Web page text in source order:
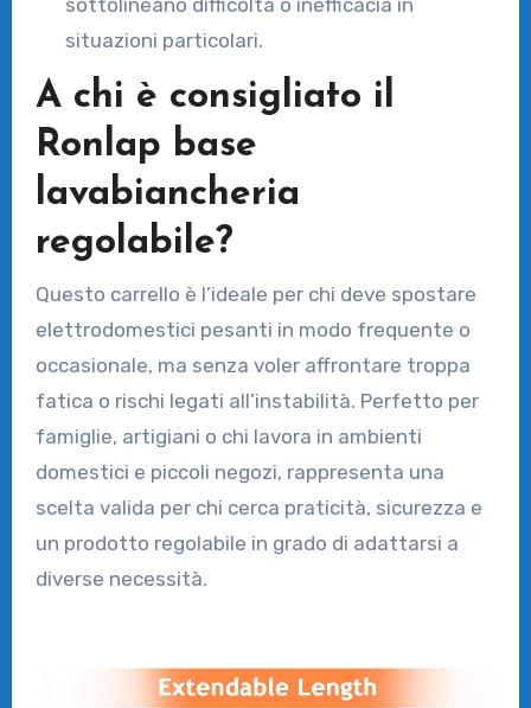
sottolineano difficoltà o inefficacia in
situazioni particolari.
A chi è consigliato il
Ronlap base
lavabiancheria
regolabile?
Questo carrello è l’ideale per chi deve spostare
elettrodomestici pesanti in modo frequente o
occasionale, ma senza voler affrontare troppa
fatica o rischi legati all’instabilità. Perfetto per
famiglie, artigiani o chi lavora in ambienti
domestici e piccoli negozi, rappresenta una
scelta valida per chi cerca praticità, sicurezza e
un prodotto regolabile in grado di adattarsi a
diverse necessità.